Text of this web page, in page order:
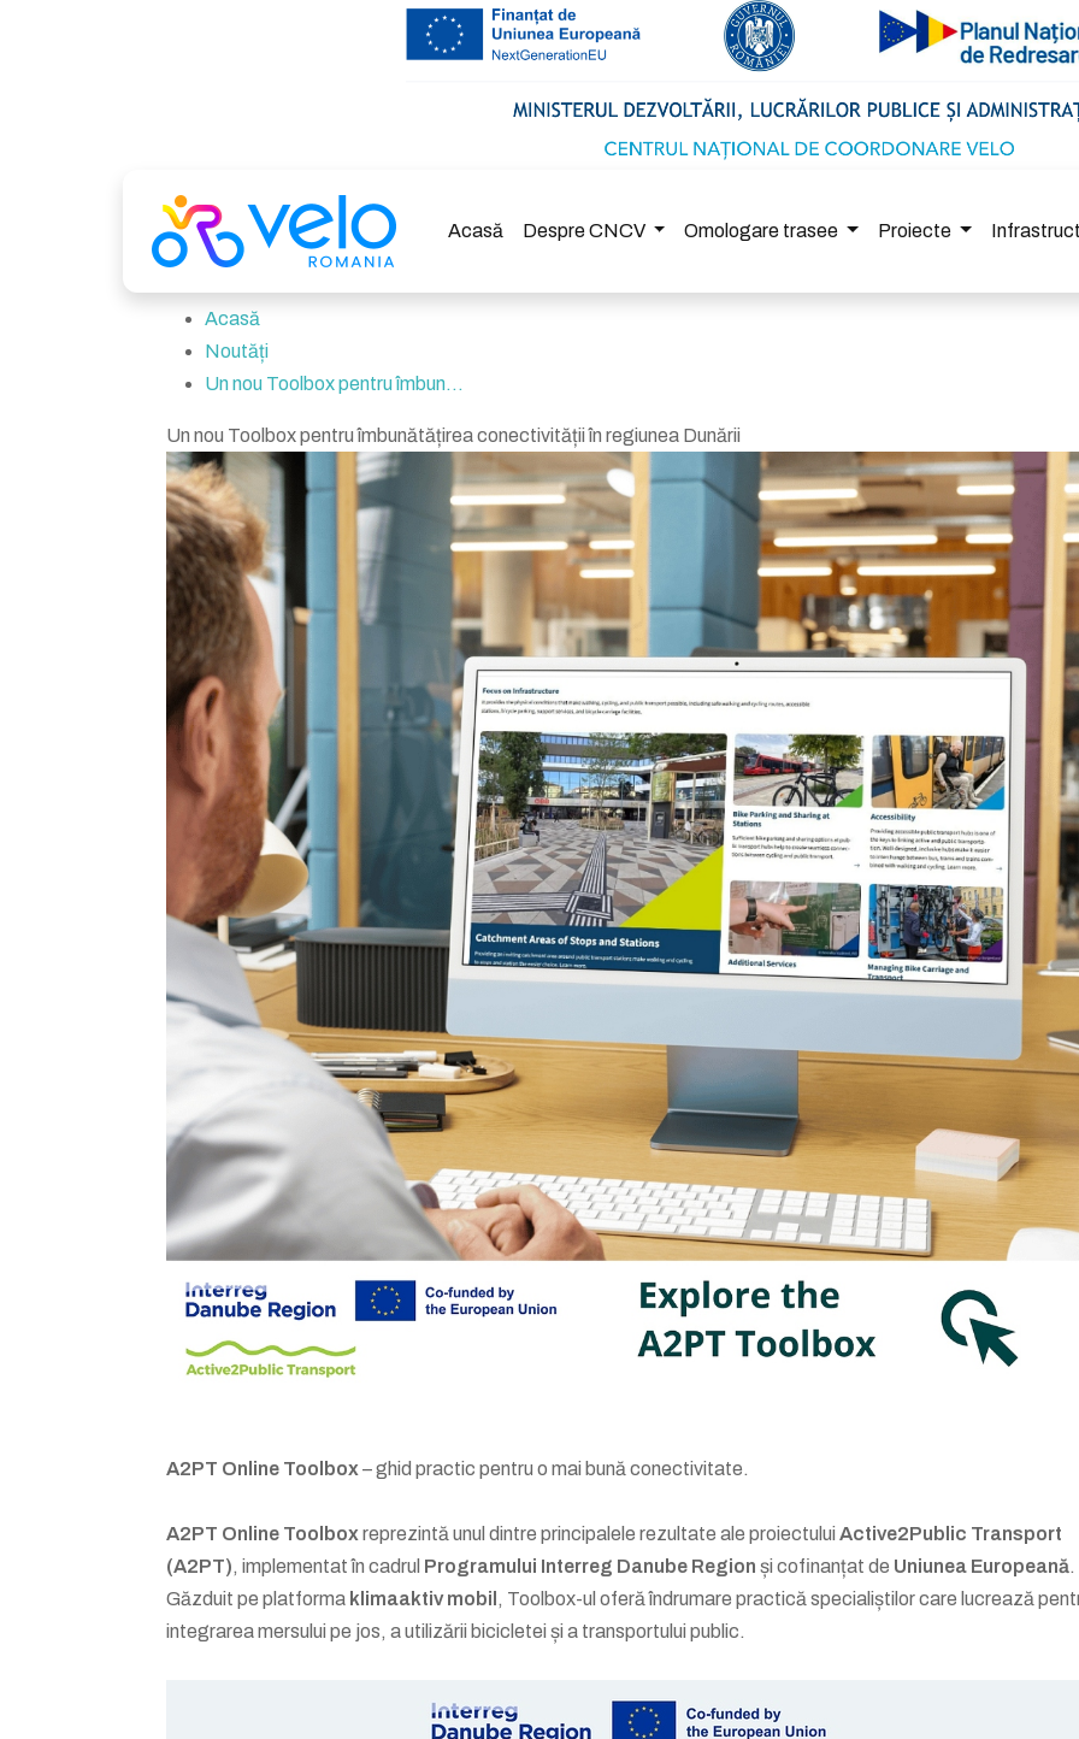
Acasă Despre CNCV Omologare trasee Proiecte
Acasă
Noutăți
Un nou Toolbox pentru îmbun...
Un nou Toolbox pentru îmbunătățirea conectivității în regiunea Dunării
A2PT Online Toolbox – ghid practic pentru o mai bună conectivitate.
A2PT Online Toolbox reprezintă unul dintre principalele rezultate ale proiectului Active2Public Transport
(A2PT), implementat în cadrul Programului Interreg Danube Region și cofinanțat de Uniunea Europeană.
Găzduit pe platforma klimaaktiv mobil , Toolbox-ul oferă îndrumare practică specialiștilor care lucrează
integrarea mersului pe jos, a utilizării bicicletei și a transportului public.